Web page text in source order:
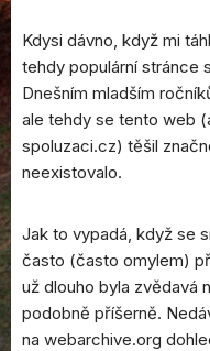
Kdysi dávno, když mi
tehdy populární stránce
Dnešním mladším
ale tehdy se tento web
spoluzaci.cz) těšil
neexistovalo.
Jak to vypadá, když se
často (často omylem)
už dlouho byla zvědavá
podobně příšerně.
na webarchive.org